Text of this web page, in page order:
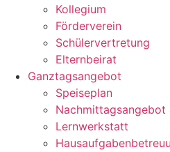
Kollegium
Förderverein
Schülervertretung
Elternbeirat
Ganztagsangebot
Speiseplan
Nachmittagsangebot
Lernwerkstatt